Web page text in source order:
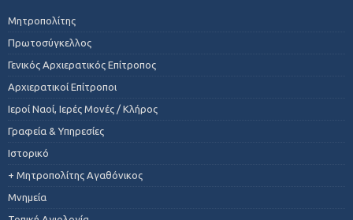
Μητροπολίτης
Πρωτοσύγκελλος
Γενικός Αρχιερατικός Επίτροπος
Αρχιερατικοί Επίτροποι
Ιεροί Ναοί, Ιερές Μονές / Κλήρος
Γραφεία & Υπηρεσίες
Ιστορικό
+ Μητροπολίτης Αγαθόνικος
Μνημεία